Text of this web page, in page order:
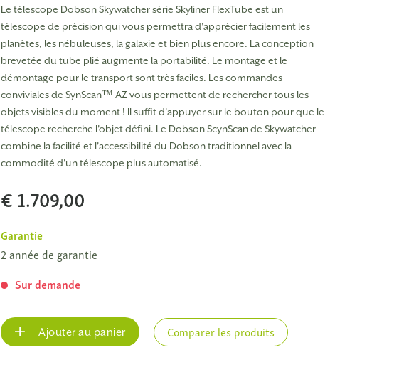
Le télescope Dobson Skywatcher série Skyliner FlexTube est un
télescope de précision qui vous permettra d'apprécier facilement les
planètes, les nébuleuses, la galaxie et bien plus encore. La conception
brevetée du tube plié augmente la portabilité. Le montage et le
démontage pour le transport sont très faciles. Les commandes
conviviales de SynScan™ AZ vous permettent de rechercher tous les
objets visibles du moment ! Il suffit d'appuyer sur le bouton pour que le
télescope recherche l'objet défini. Le Dobson ScynScan de Skywatcher
combine la facilité et l'accessibilité du Dobson traditionnel avec la
commodité d'un télescope plus automatisé.
€ 1.709,00
Garantie
2 année de garantie
Sur demande
Ajouter au panier Comparer les produits